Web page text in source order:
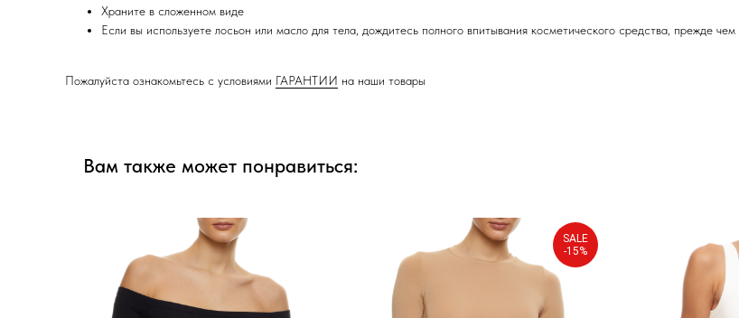
Храните в сложенном виде
Если вы используете лосьон или масло для тела, дождитесь полного впитывания косметического средства, прежде
Пожалуйста ознакомьтесь с условиями ГАРАНТИИ на наши товары
Вам также может понравиться:
SALE
-15%